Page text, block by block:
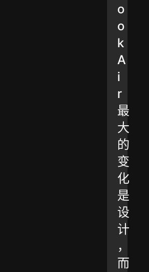
o
o
k
A
i
r
最
大
的
变
化
是
设
计
，
而